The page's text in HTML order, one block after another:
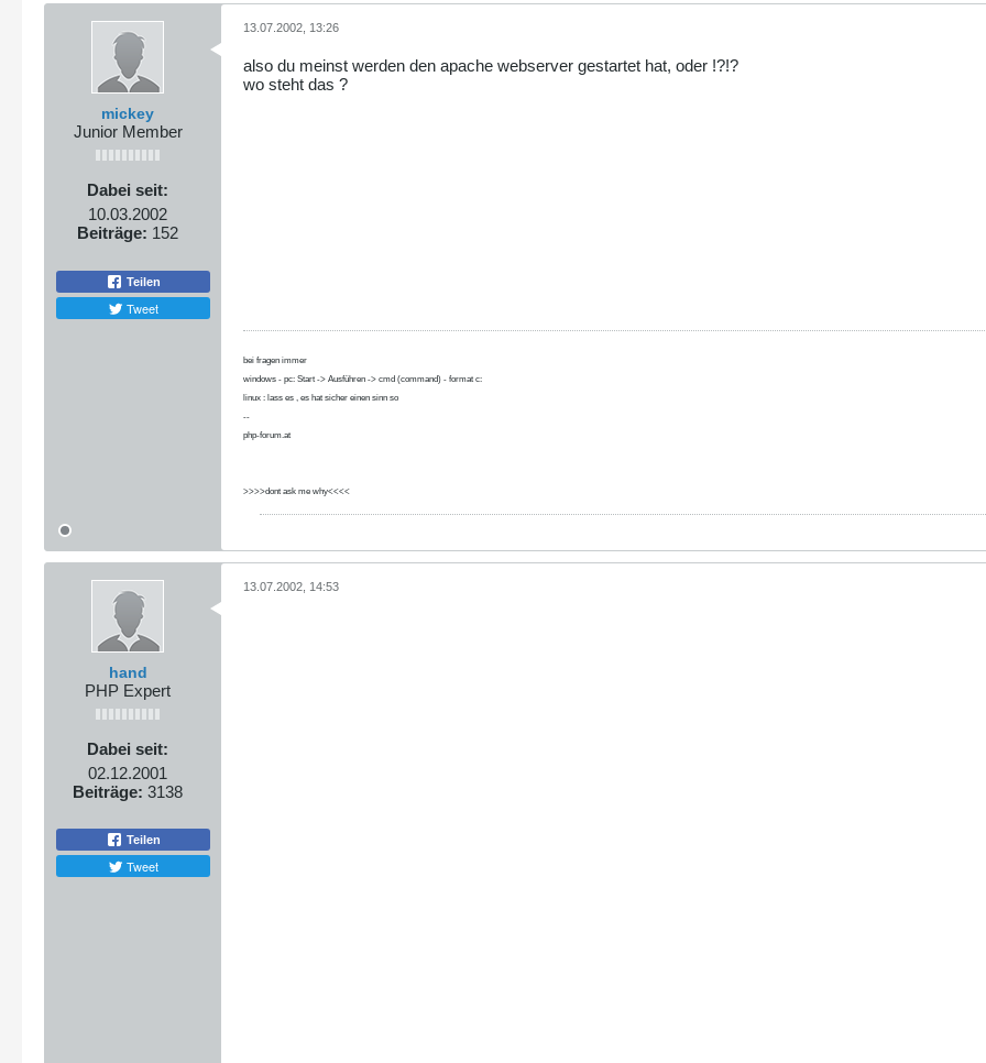
mickey
Junior Member
Dabei seit:
10.03.2002
Beiträge: 152
Teilen
Tweet
13.07.2002, 13:26
also du meinst werden den apache webserver gestartet hat, oder !?!?
wo steht das ?
bei fragen immer
windows - pc: Start -> Ausführen -> cmd (command) - format c:
linux : lass es , es hat sicher einen sinn so
--
php-forum.at
>>>>dont ask me why<<<<
hand
PHP Expert
Dabei seit:
02.12.2001
Beiträge: 3138
Teilen
Tweet
13.07.2002, 14:53